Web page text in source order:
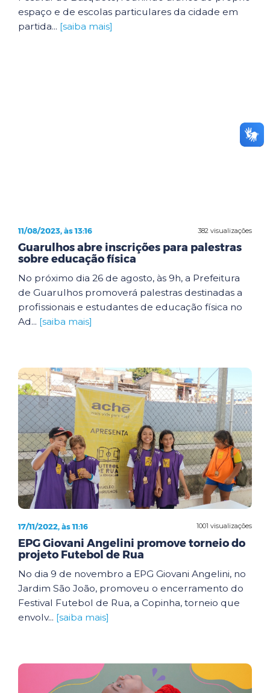
espaço e de escolas particulares da cidade em
partida... [saiba mais]
382 visualizações
11/08/2023, às 13:16
Guarulhos abre inscrições para palestras
sobre educação física
No próximo dia 26 de agosto, às 9h, a Prefeitura
de Guarulhos promoverá palestras destinadas a
profissionais e estudantes de educação física no
Ad... [saiba mais]
1001 visualizações
17/11/2022, às 11:16
EPG Giovani Angelini promove torneio do
projeto Futebol de Rua
No dia 9 de novembro a EPG Giovani Angelini, no
Jardim São João, promoveu o encerramento do
Festival Futebol de Rua, a Copinha, torneio que
envolv... [saiba mais]